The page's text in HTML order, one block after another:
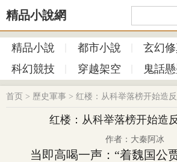
精品小說網
精品小說 都市小說 玄幻
科幻競技
穿越架空 鬼話
首页 > 歷史軍事 > 红楼：从科举落榜开始造反
红楼：从科举落榜开始造
作者：大秦阿冰
当即高喝一声：“着魏国公